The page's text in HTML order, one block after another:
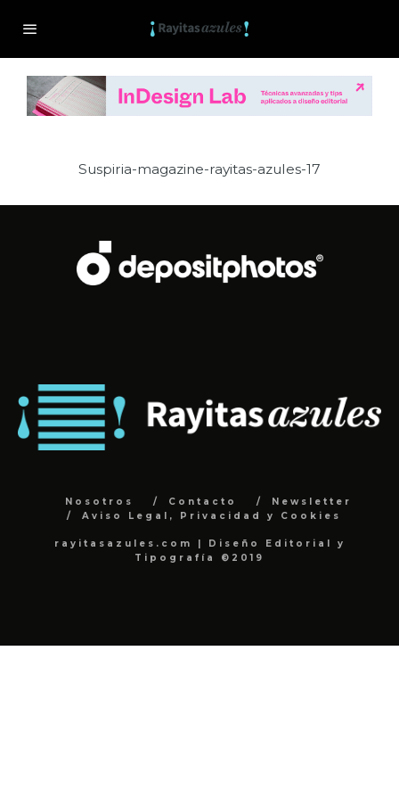
Suspiria-magazine-rayitas-azules-17
Nosotros Contacto
Newsletter
Aviso Legal, Privacidad y Cookies
rayitasazules.com | Diseño Editorial y
Tipografía ©2019